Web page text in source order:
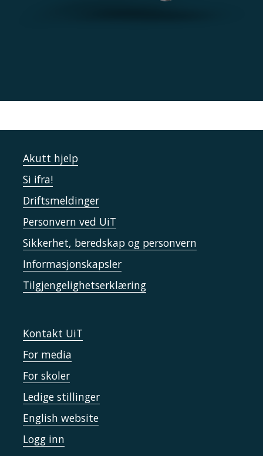
Akutt hjelp
Si ifra!
Driftsmeldinger
Personvern ved UiT
Sikkerhet, beredskap og personvern
Informasjonskapsler
Tilgjengelighetserklæring
Kontakt UiT
For media
For skoler
Ledige stillinger
English website
Logg inn